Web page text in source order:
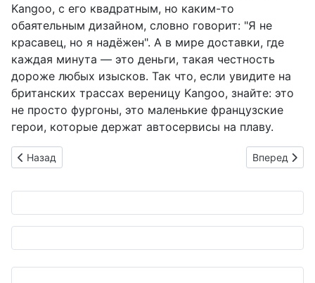
Kangoo, с его квадратным, но каким-то
обаятельным дизайном, словно говорит: "Я не
красавец, но я надёжен". А в мире доставки, где
каждая минута — это деньги, такая честность
дороже любых изысков. Так что, если увидите на
британских трассах вереницу Kangoo, знайте: это
не просто фургоны, это маленькие французские
герои, которые держат автосервисы на плаву.
Предыдущий: Трио Mitsubishi и Eagers: Японский гигант
Назад Следующий:
Вперед